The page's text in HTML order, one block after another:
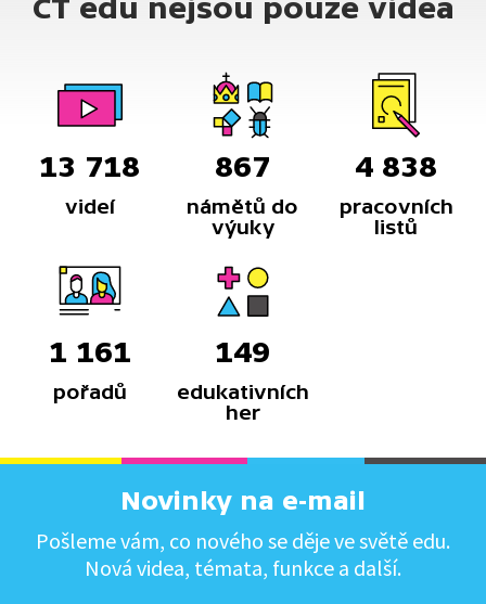
ČT edu nejsou pouze videa
13 718
videí
867
námětů do
výuky
4 838
pracovních
listů
1 161
pořadů
149
edukativních
her
Novinky na e-mail
Pošleme vám, co nového se děje ve světě edu.
Nová videa, témata, funkce a další.